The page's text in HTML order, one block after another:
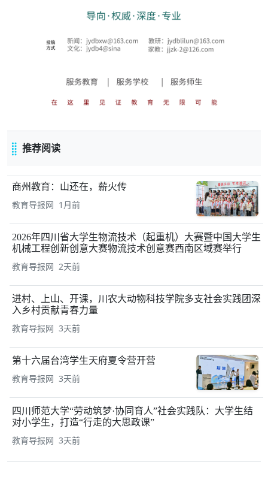
推荐阅读
商州教育：山还在，薪火传
教育导报网 1月前
2026年四川省大学生物流技术（起重机）大赛暨中国大学生
机械工程创新创意大赛物流技术创意赛西南区域赛举行
教育导报网 2天前
进村、上山、开课，川农大动物科技学院多支社会实践团深
入乡村贡献青春力量
教育导报网 3天前
第十六届台湾学生天府夏令营开营
教育导报网 3天前
四川师范大学“劳动筑梦·协同育人”社会实践队：大学生结
对小学生，打造“行走的大思政课”
教育导报网 3天前